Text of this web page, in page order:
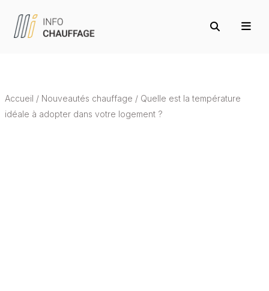
Accueil / Nouveautés chauffage / Quelle est la température
idéale à adopter dans votre logement ?